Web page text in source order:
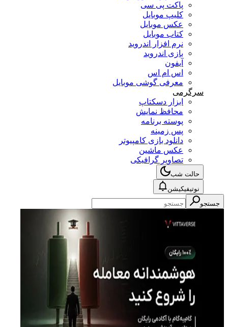
پاکت پی سی
کلیپ موبایل
عکس موبایل
کتاب موبایل
نرم افزار اندروید
بازی اندروید
آیفون
اس ام اس
معرفی گوشی موبایل
سرگرمی
ابزار دسکتاپ
محافظ نمایش
پوسته برنامه
پس زمینه
دانلود بازی کامپیوتر
عکس ماشین
تصاویر گرافیکی
حالت شب
نوتیفیکیشن
جستجو